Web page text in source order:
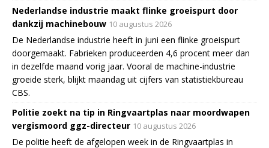
Nederlandse industrie maakt flinke groeispurt door
dankzij machinebouw 10 augustus 2026
De Nederlandse industrie heeft in juni een flinke groeispurt
doorgemaakt. Fabrieken produceerden 4,6 procent meer dan
in dezelfde maand vorig jaar. Vooral de machine-industrie
groeide sterk, blijkt maandag uit cijfers van statistiekbureau
CBS.
Politie zoekt na tip in Ringvaartplas naar moordwapen
vergismoord ggz-directeur 10 augustus 2026
De politie heeft de afgelopen week in de Ringvaartplas in